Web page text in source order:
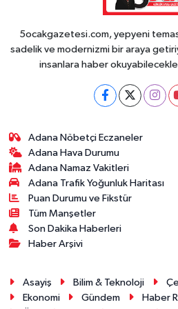
5ocakgazetesi.com, yepyeni
sadelik ve modernizmi bir araya
insanlara haber
Adana Nöbetçi Eczaneler
Adana Hava Durumu
Adana Namaz Vakitleri
Adana Trafik Yoğunluk Haritası
Puan Durumu ve Fikstür
Tüm Manşetler
Son Dakika Haberleri
Haber Arşivi
Asayiş Bilim & Teknoloji
Ekonomi
Gündem Haber